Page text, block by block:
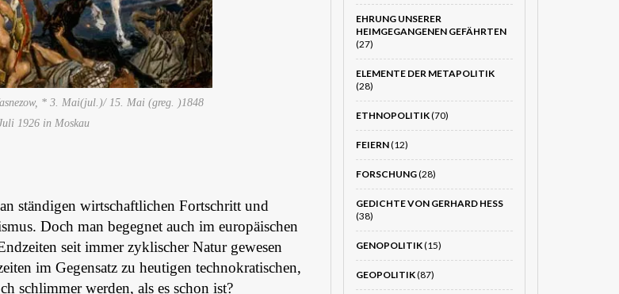
* 3. Mai(jul.)/ 15. Mai (greg. )1848
1926 in Moskau
ständigen wirtschaftlichen Fortschritt und
Doch man begegnet auch im europäischen
seit immer zyklischer Natur gewesen
im Gegensatz zu heutigen technokratischen,
schlimmer werden, als es schon ist?
EHRUNG UNSERER
HEIMGEGANGENEN GEFÄHRTEN
(27)
ELEMENTE DER METAPOLITIK
(28)
ETHNOPOLITIK(70)
FEIERN(12)
FORSCHUNG(28)
GEDICHTE VON GERHARD HESS
(38)
GENOPOLITIK(15)
GEOPOLITIK(87)